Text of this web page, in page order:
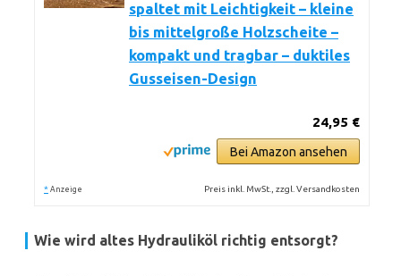
spaltet mit Leichtigkeit – kleine
bis mittelgroße Holzscheite –
kompakt und tragbar – duktiles
Gusseisen-Design
24,95 €
Bei Amazon ansehen
* Anzeige Preis inkl. MwSt., zzgl. Versandkosten
Wie wird altes Hydrauliköl richtig entsorgt?